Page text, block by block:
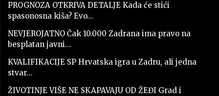
PROGNOZA OTKRIVA DETALJE Kada će stići
spasonosna kiša? Evo…
NEVJEROJATNO Čak 10.000 Zadrana ima pravo na
besplatan javni…
KVALIFIKACIJE SP Hrvatska igra u Zadru, ali jedna
stvar…
ŽIVOTINJE VIŠE NE SKAPAVAJU OD ŽEĐI Grad i